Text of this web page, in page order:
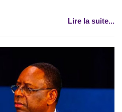
Lire la suite...